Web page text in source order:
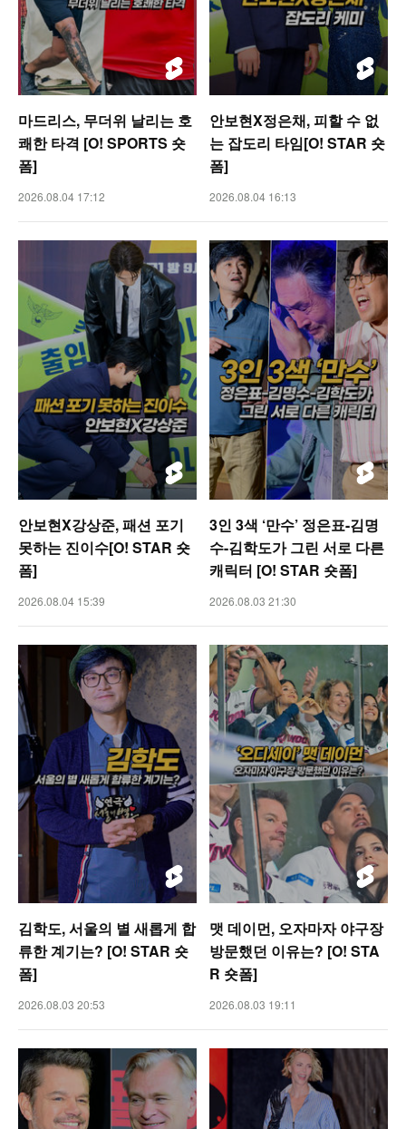
마드리스, 무더위 날리는 호
쾌한 타격 [O! SPORTS 숏
폼]
2026.08.04 17:12
안보현X정은채, 피할 수 없
는 잡도리 타임[O! STAR 숏
폼]
2026.08.04 16:13
안보현X강상준, 패션 포기
못하는 진이수[O! STAR 숏
폼]
2026.08.04 15:39
3인 3색 ‘만수’ 정은표-김명
수-김학도가 그린 서로 다른
캐릭터 [O! STAR 숏폼]
2026.08.03 21:30
김학도, 서울의 별 새롭게 합
류한 계기는? [O! STAR 숏
폼]
2026.08.03 20:53
맷 데이먼, 오자마자 야구장
방문했던 이유는? [O! STA
R 숏폼]
2026.08.03 19:11